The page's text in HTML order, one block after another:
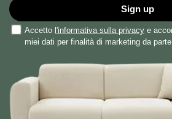
Sign up
Accetto l'informativa sulla privacy e
miei dati per finalità di marketing da